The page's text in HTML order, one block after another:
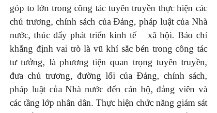
góp to lớn trong công tác tuyên truyền thực hiện các
chủ trương, chính sách của Đảng, pháp luật của Nhà
nước, thúc đẩy phát triển kinh tế – xã hội. Báo chí
khẳng định vai trò là vũ khí sắc bén trong công tác
tư tưởng, là phương tiện quan trọng tuyên truyền,
đưa chủ trương, đường lối của Đảng, chính sách,
pháp luật của Nhà nước đến cán bộ, đảng viên và
các tầng lớp nhân dân. Thực hiện chức năng giám sát